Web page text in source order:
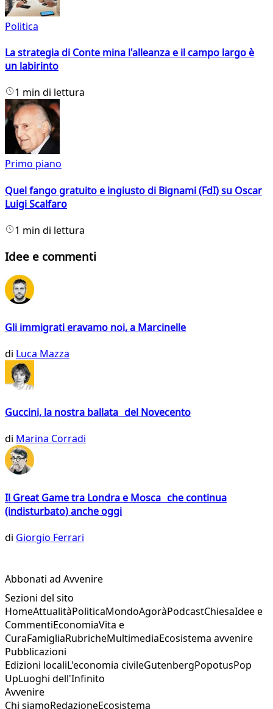
Politica
La strategia di Conte mina l'alleanza e il campo largo è
un labirinto
1 min di lettura
Primo piano
Quel fango gratuito e ingiusto di Bignami (FdI) su Oscar
Luigi Scalfaro
1 min di lettura
Idee e commenti
Gli immigrati eravamo noi, a Marcinelle
di Luca Mazza
Guccini, la nostra ballata del Novecento
di Marina Corradi
Il Great Game tra Londra e Mosca che continua
(indisturbato) anche oggi
di Giorgio Ferrari
Abbonati ad Avvenire
Sezioni del sito
HomeAttualitàPoliticaMondoAgoràPodcastChiesaIdee e
CommentiEconomiaVita e
CuraFamigliaRubricheMultimediaEcosistema avvenire
Pubblicazioni
Edizioni localiL'economia civileGutenbergPopotusPop
UpLuoghi dell'Infinito
Avvenire
Chi siamoRedazioneEcosistema